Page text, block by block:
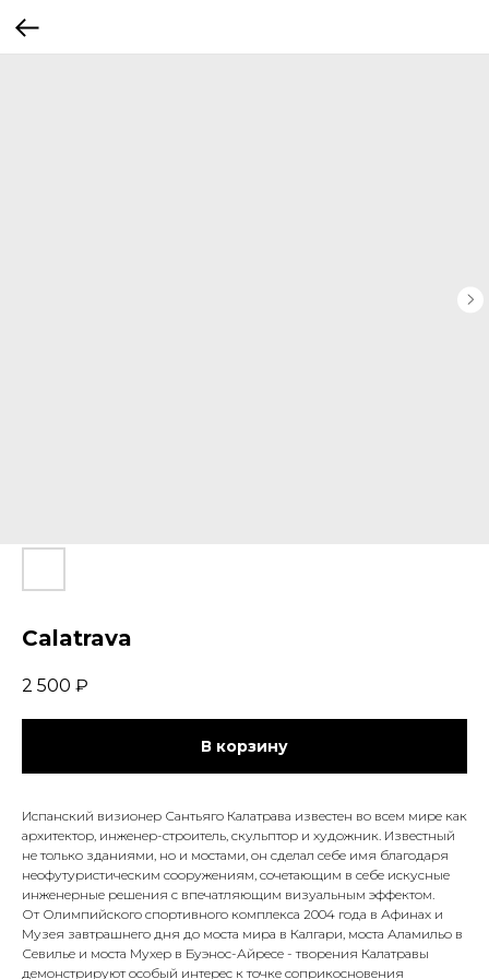
Calatrava
2 500 ₽
В корзину
Испанский визионер Сантьяго Калатрава известен во всем мире как
архитектор, инженер-строитель, скульптор и художник. Известный
не только зданиями, но и мостами, он сделал себе имя благодаря
неофутуристическим сооружениям, сочетающим в себе искусные
инженерные решения с впечатляющим визуальным эффектом.
От Олимпийского спортивного комплекса 2004 года в Афинах и
Музея завтрашнего дня до моста мира в Калгари, моста Аламильо в
Севилье и моста Мухер в Буэнос-Айресе - творения Калатравы
демонстрируют особый интерес к точке соприкосновения